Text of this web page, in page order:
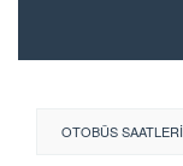
content
OTOBÜS SAATLERI